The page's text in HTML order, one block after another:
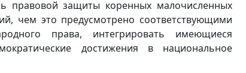
правовой защиты коренных малочисленных
чем это предусмотрено соответствующими
права, интегрировать имеющиеся
достижения в национальное